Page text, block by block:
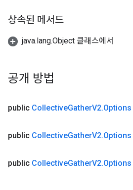
상속된 메서드
java.lang.Object 클래스에서
공개 방법
public CollectiveGatherV2.Options
public CollectiveGatherV2.Options
public CollectiveGatherV2.Options